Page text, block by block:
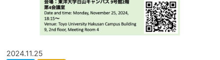
2024.11.25